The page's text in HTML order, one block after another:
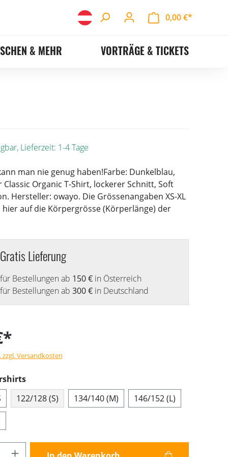
0,00 €*
& MEHR VORTRÄGE & TICKETS
Lieferzeit: 1-4 Tage
kann man nie genug haben!Farbe: Dunkelblau,
Classic Organic T-Shirt, lockerer Schnitt, Soft
Hersteller: owayo. Die Grössenangaben XS-XL
hier auf die Körpergrösse (Körperlänge) der
Gratis Lieferung
für Bestellungen ab 150 €in Österreich
für Bestellungen ab 300 €in Deutschland
Versandkosten
122/128 (S) 134/140 (M)
146/152 (L)
Gib den gewünschten Wert ein